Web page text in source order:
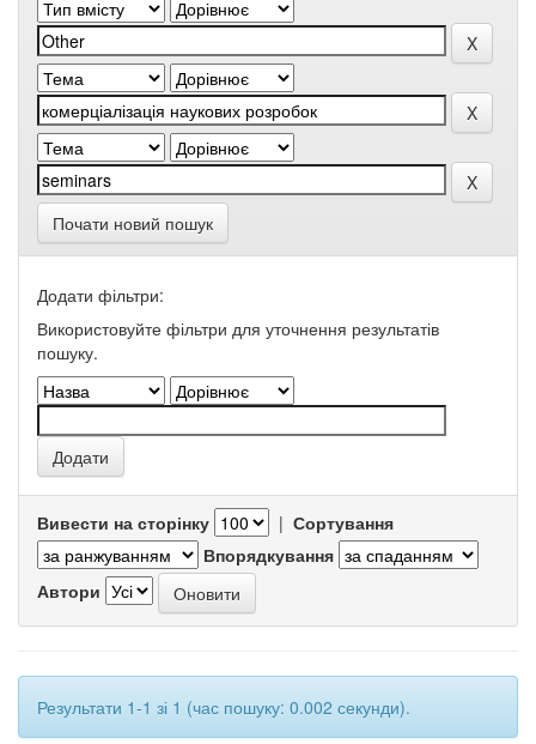
Почати новий пошук
Додати фільтри:
Використовуйте фільтри для уточнення результатів
пошуку.
Вивести на сторінку | Сортування
Впорядкування
Автори
Результати 1-1 зі 1 (час пошуку: 0.002 секунди).